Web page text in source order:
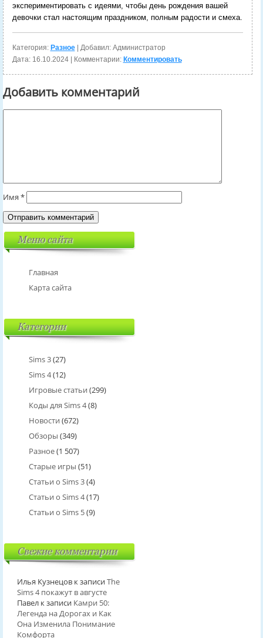
экспериментировать с идеями, чтобы день рождения вашей
девочки стал настоящим праздником, полным радости и смеха.
Категория: Разное| Добавил: Администратор
Дата: 16.10.2024| Комментарии: Комментировать
Добавить комментарий
Имя *
Меню сайта
Главная
Карта сайта
Категории
Sims 3(27)
Sims 4(12)
Игровые статьи (299)
Коды для Sims 4(8)
Новости (672)
Обзоры (349)
Разное(1 507)
Старые игры (51)
Статьи о Sims 3(4)
Статьи о Sims 4(17)
Статьи о Sims 5(9)
Свежие комментарии
Илья Кузнецовк записиThe
Sims 4 покажут в августе
Павелк записи Камри 50:
Легенда на Дорогах и Как
Она Изменила Понимание
Комфорта